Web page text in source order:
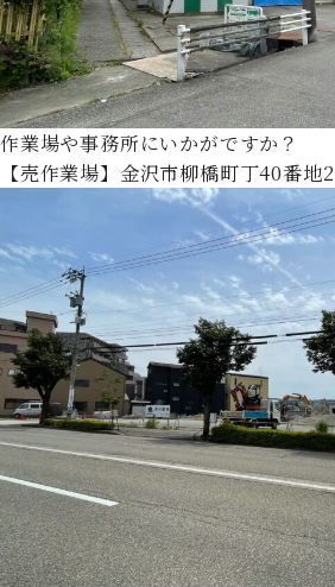
作業場や事務所にいかがですか？
【売作業場】金沢市柳橋町丁40番地2